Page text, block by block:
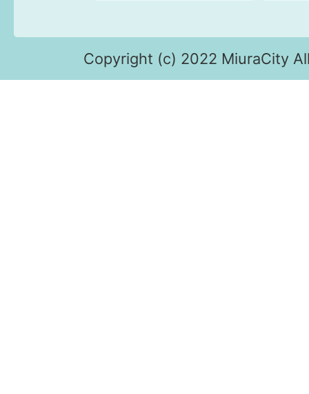
Copyright (c) 2022 MiuraCity